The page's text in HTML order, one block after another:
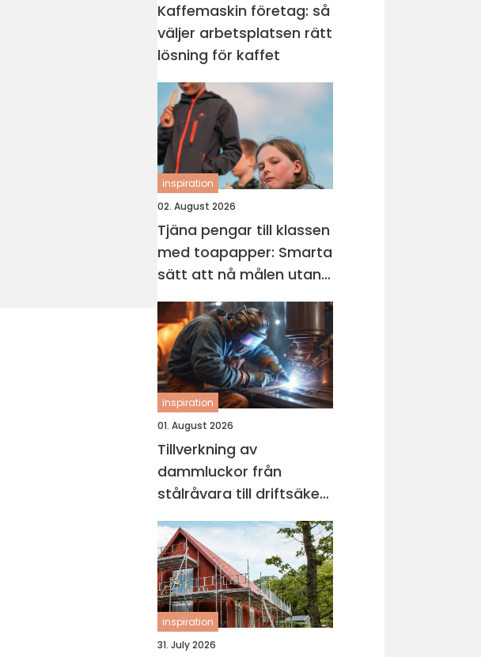
Kaffemaskin företag: så
väljer arbetsplatsen rätt
lösning för kaffet
inspiration
02. August 2026
Tjäna pengar till klassen
med toapapper: Smarta
sätt att nå målen utan
stress
inspiration
01. August 2026
Tillverkning av
dammluckor från
stålråvara till driftsäker
vattenkontroll
inspiration
31. July 2026